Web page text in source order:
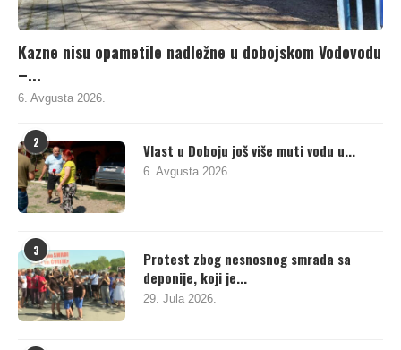
Kazne nisu opametile nadležne u dobojskom Vodovodu
–...
6. Avgusta 2026.
2 Vlast u Doboju još više muti vodu u...
6. Avgusta 2026.
3
Protest zbog nesnosnog smrada sa
deponije, koji je...
29. Jula 2026.